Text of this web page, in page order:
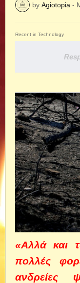
by Agiotopia -
Recent in Technology
«Αλλά και
πολλές
ανδρείες